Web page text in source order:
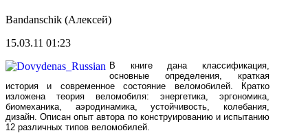
Bandanschik (Алексей)
15.03.11 01:23
В книге дана классификация,
основные определения, краткая
история и современное состояние веломобилей. Кратко
изложена теория веломобиля: энергетика, эргономика,
биомеханика, аэродинамика, устойчивость, колебания,
дизайн. Описан опыт автора по конструированию и испытанию
12 различных типов веломобилей.